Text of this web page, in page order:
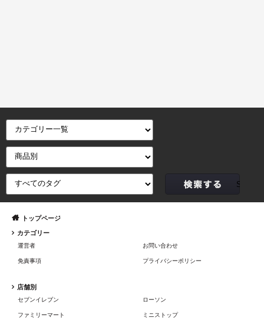
トップページ
カテゴリー
運営者 お問い合わせ
免責事項 プライバシーポリシー
店舗別
セブンイレブン ローソン
ファミリーマート ミニストップ